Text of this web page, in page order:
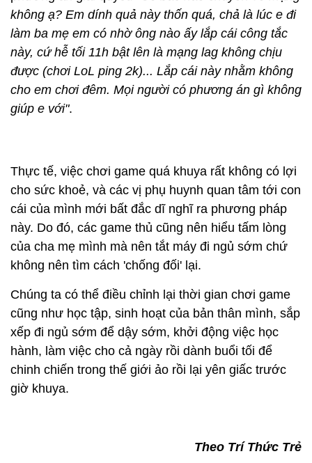
không ạ? Em dính quả này thốn quá, chả là lúc e đi
làm ba mẹ em có nhờ ông nào ấy lắp cái công tắc
này, cứ hễ tối 11h bật lên là mạng lag không chịu
được (chơi LoL ping 2k)... Lắp cái này nhằm không
cho em chơi đêm. Mọi người có phương án gì không
giúp e với".
Thực tế, việc chơi game quá khuya rất không có lợi
cho sức khoẻ, và các vị phụ huynh quan tâm tới con
cái của mình mới bất đắc dĩ nghĩ ra phương pháp
này. Do đó, các game thủ cũng nên hiểu tấm lòng
của cha mẹ mình mà nên tắt máy đi ngủ sớm chứ
không nên tìm cách 'chống đối' lại.
Chúng ta có thể điều chỉnh lại thời gian chơi game
cũng như học tập, sinh hoạt của bản thân mình, sắp
xếp đi ngủ sớm để dậy sớm, khởi động việc học
hành, làm việc cho cả ngày rồi dành buổi tối để
chinh chiến trong thế giới ảo rồi lại yên giấc trước
giờ khuya.
Theo Trí Thức Trẻ